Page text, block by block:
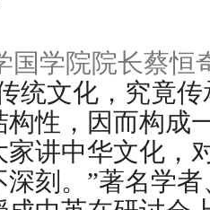
国学院院长蔡恒
统文化，究竟
性，因而构成
讲中华文化，
深刻。”著名学